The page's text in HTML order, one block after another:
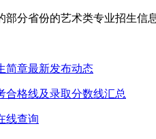
部分省份的艺术类专业招生信
简章最新发布动态
合格线及录取分数线汇总
线查询